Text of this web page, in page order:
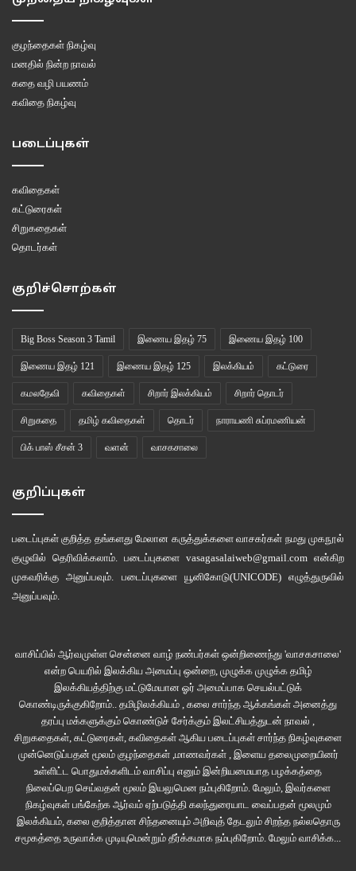
குழந்தைகள் நிகழ்வு
மனதில் நின்ற நாவல்
கதை வழி பயணம்
கவிதை நிகழ்வு
படைப்புகள்
கவிதைகள்
கட்டுரைகள்
சிறுகதைகள்
தொடர்கள்
குறிச்சொற்கள்
Big Boss Season 3 Tamil இணைய இதழ் 75 இணைய இதழ் 100
இணைய இதழ் 121 இணைய இதழ் 125 இலக்கியம் கட்டுரை
கமலதேவி கவிதைகள் சிறார் இலக்கியம் சிறார் தொடர்
சிறுகதை தமிழ் கவிதைகள் தொடர் நாராயணி சுப்ரமணியன்
பிக் பாஸ் சீசன் 3 வளன் வாசகசாலை
குறிப்புகள்
படைப்புகள் குறித்த தங்களது மேலான கருத்துக்களை வாசகர்கள் நமது முகநூல்
குழுவில் தெரிவிக்கலாம். படைப்புகளை vasagasalaiweb@gmail.com என்கிற
முகவரிக்கு அனுப்பவும். படைப்புகளை யூனிகோடு(UNICODE)எழுத்துருவில்
அனுப்பவும்.
வாசிப்பில் ஆர்வமுள்ள சென்னை வாழ் நண்பர்கள் ஒன்றிணைந்து 'வாசகசாலை'
என்ற பெயரில் இலக்கிய அமைப்பு ஒன்றை, முழுக்க முழுக்க தமிழ்
இலக்கியத்திற்கு மட்டுமேயான ஓர் அமைப்பாக செயல்பட்டுக்
கொண்டிருக்குகிறோம்.. தமிழிலக்கியம் , கலை சார்ந்த ஆக்கங்கள் அனைத்து
தரப்பு மக்களுக்கும் கொண்டுச் சேர்க்கும் இலட்சியத்துடன் நாவல் ,
சிறுகதைகள், கட்டுரைகள், கவிதைகள் ஆகிய படைப்புகள் சார்ந்த நிகழ்வுகளை
முன்னெடுப்பதன் மூலம் குழந்தைகள் ,மாணவர்கள் , இளைய தலைமுறையினர்
உள்ளிட்ட பொதுமக்களிடம் வாசிப்பு எனும் இன்றியமையாத பழக்கத்தை
நிலைப்பெற செய்வதன் மூலம் இயலுமென நம்புகிறோம். மேலும், இவர்களை
நிகழ்வுகள் பங்கேற்க ஆர்வம் ஏற்படுத்தி கலந்துரையாட வைப்பதன் மூலமும்
இலக்கியம், கலை குறித்தான சிந்தனையும் அறிவுத் தேடலும் சிறந்த நல்லதொரு
சமூகத்தை உருவாக்க முடியுமென்றும் தீர்க்கமாக நம்புகிறோம். மேலும் வாசிக்க...